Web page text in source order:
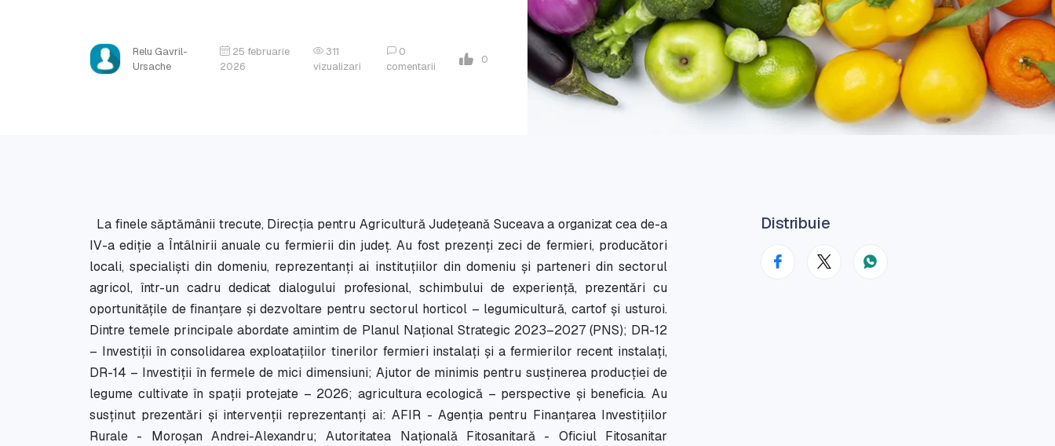
Relu Gavril-
Ursache
25 februarie
2026
311
vizualizari
0
comentarii
0
La finele săptămânii trecute, Direcția pentru Agricultură Județeană Suceava a organizat cea de-a
IV-a ediție a Întâlnirii anuale cu fermierii din județ. Au fost prezenți zeci de fermieri, producători
locali, specialiști din domeniu, reprezentanți ai instituțiilor din domeniu și parteneri din sectorul
agricol, într-un cadru dedicat dialogului profesional, schimbului de experiență, prezentări cu
oportunitățile de finanțare și dezvoltare pentru sectorul horticol – legumicultură, cartof și usturoi.
Dintre temele principale abordate amintim de Planul Național Strategic 2023–2027 (PNS); DR-12
– Investiții în consolidarea exploatațiilor tinerilor fermieri instalați și a fermierilor recent instalați,
DR-14 – Investiții în fermele de mici dimensiuni; Ajutor de minimis pentru susținerea producției de
legume cultivate în spații protejate – 2026; agricultura ecologică – perspective și beneficia. Au
susținut prezentări și intervenții reprezentanți ai: AFIR - Agenția pentru Finanțarea Investițiilor
Rurale - Moroșan Andrei-Alexandru; Autoritatea Națională Fitosanitară - Oficiul Fitosanitar
Distribuie